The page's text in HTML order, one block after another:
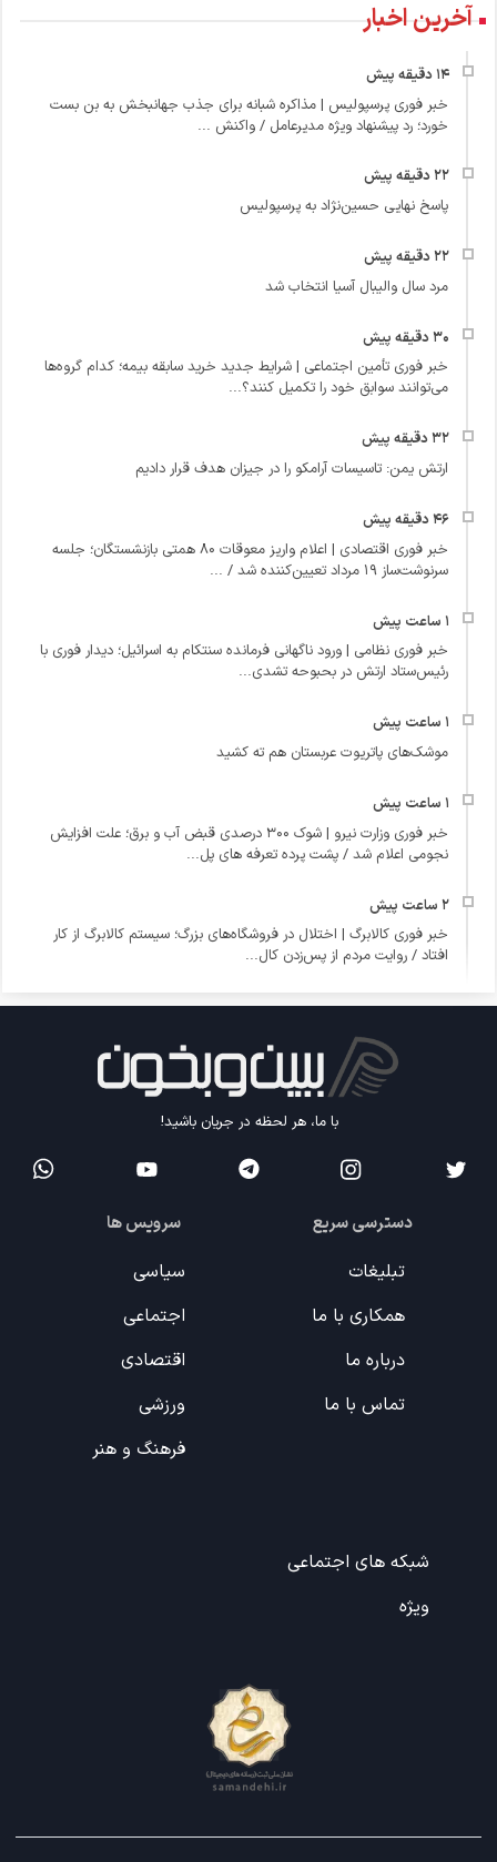
آخرین اخبار
خبر فوری پرسپولیس | مذاکره شبانه برای جذب جهانبخش به بن‌ بست
خورد؛ رد پیشنهاد ویژه مدیرعامل / واکنش ...
پاسخ نهایی حسین‌نژاد به پرسپولیس
مرد سال والیبال آسیا انتخاب شد
خبر فوری تأمین اجتماعی | شرایط جدید خرید سابقه بیمه؛ کدام گروه‌ها
می‌توانند سوابق خود را تکمیل کنند؟...
ارتش یمن: تاسیسات آرامکو را در جیزان هدف قرار دادیم
خبر فوری اقتصادی | اعلام واریز معوقات ۸۰ همتی بازنشستگان؛ جلسه
سرنوشت‌ساز ۱۹ مرداد تعیین‌کننده شد / ...
خبر فوری نظامی | ورود ناگهانی فرمانده سنتکام به اسرائیل؛ دیدار فوری با
رئیس‌ستاد ارتش در بحبوحه تشدی...
موشک‌های پاتریوت عربستان هم ته‌ کشید
خبر فوری وزارت نیرو | شوک ۳۰۰ درصدی قبض آب و برق؛ علت افزایش
نجومی اعلام شد / پشت پرده تعرفه‌ های پل...
خبر فوری کالابرگ | اختلال در فروشگاه‌های بزرگ؛ سیستم کالابرگ از کار
افتاد / روایت مردم از پس‌زدن کال...
با ما، هر لحظه در جریان باشید!
دسترسی سریع
تبلیغات
همکاری با ما
درباره ما
تماس با ما
سرویس ها
سیاسی
اجتماعی
اقتصادی
ورزشی
فرهنگ و هنر
شبکه های اجتماعی
ویژه